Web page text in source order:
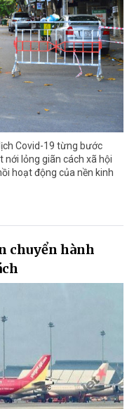
Covid-19 từng bước
nới lỏng giãn cách xã hội
hoạt động của nền kinh
chuyển hành